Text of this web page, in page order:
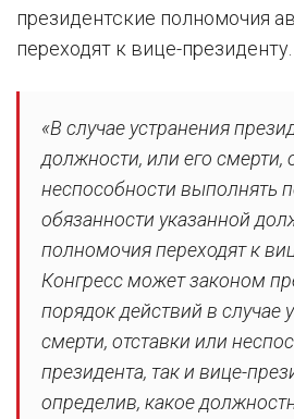
президентские полномочия
переходят к вице-президенту.
«В случае устранения
должности, или его смерти,
неспособности выполнять
обязанности указанной
полномочия переходят к
Конгресс может законом
порядок действий в случае
смерти, отставки или
президента, так и вице-
определив, какое